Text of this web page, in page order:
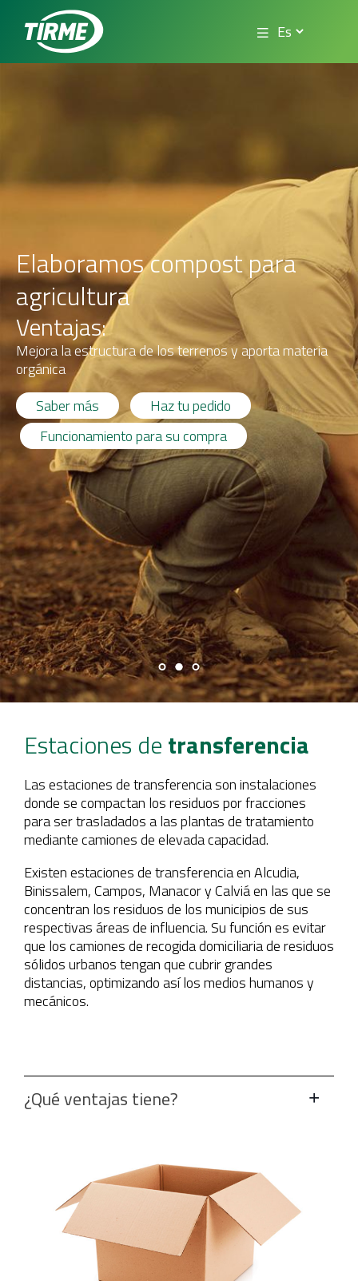
Elaboramos compost para
agricultura
Ventajas:
Mejora la estructura de los terrenos y aporta materia
orgánica
Saber más
Haz tu pedido
Funcionamiento para su compra
Estaciones detransferencia
Las estaciones de transferencia son instalaciones
donde se compactan los residuos por fracciones
para ser trasladados a las plantas de tratamiento
mediante camiones de elevada capacidad.
Existen estaciones de transferencia en Alcudia,
Binissalem, Campos, Manacor y Calviá en las que se
concentran los residuos de los municipios de sus
respectivas áreas de influencia. Su función es evitar
que los camiones de recogida domiciliaria de residuos
sólidos urbanos tengan que cubrir grandes
distancias, optimizando así los medios humanos y
mecánicos.
¿Qué ventajas tiene?